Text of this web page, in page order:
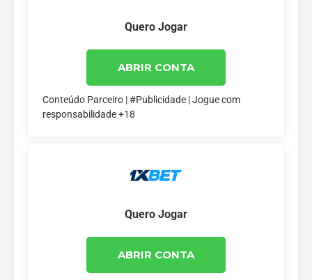
Quero Jogar
ABRIR CONTA
Conteúdo Parceiro | #Publicidade | Jogue com
responsabilidade +18
Quero Jogar
ABRIR CONTA